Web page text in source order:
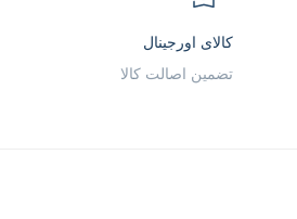
کالای اورجینال
تضمین اصالت کالا